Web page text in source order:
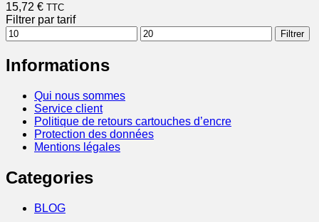
15,72 € TTC
Filtrer par tarif
Prix
min
Prix
max
Filtrer
Informations
Qui nous sommes
Service client
Politique de retours cartouches d’encre
Protection des données
Mentions légales
Categories
BLOG